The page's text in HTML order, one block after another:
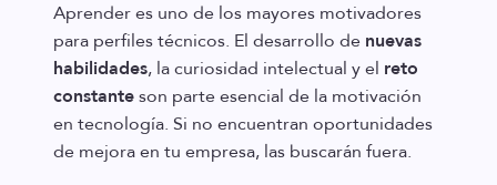
Aprender es uno de los mayores motivadores
para perfiles técnicos. El desarrollo de nuevas
habilidades, la curiosidad intelectual y el reto
constanteson parte esencial de la motivación
en tecnología. Si no encuentran oportunidades
de mejora en tu empresa, las buscarán fuera.